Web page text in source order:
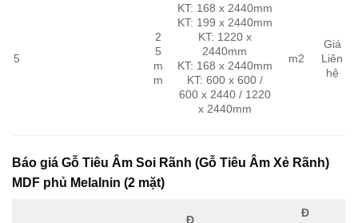
5
2
5
m
m
KT: 168 x 2440mm
KT: 199 x 2440mm
KT: 1220 x
2440mm
KT: 168 x 2440mm
KT: 600 x 600 /
600 x 2440 / 1220
x 2440mm
m2
Giá
Liên
hệ
Báo giá Gỗ Tiêu Âm Soi Rãnh (Gỗ Tiêu Âm Xẻ Rãnh)
MDF phủ Melalnin (2 mặt)
Đ
Đ